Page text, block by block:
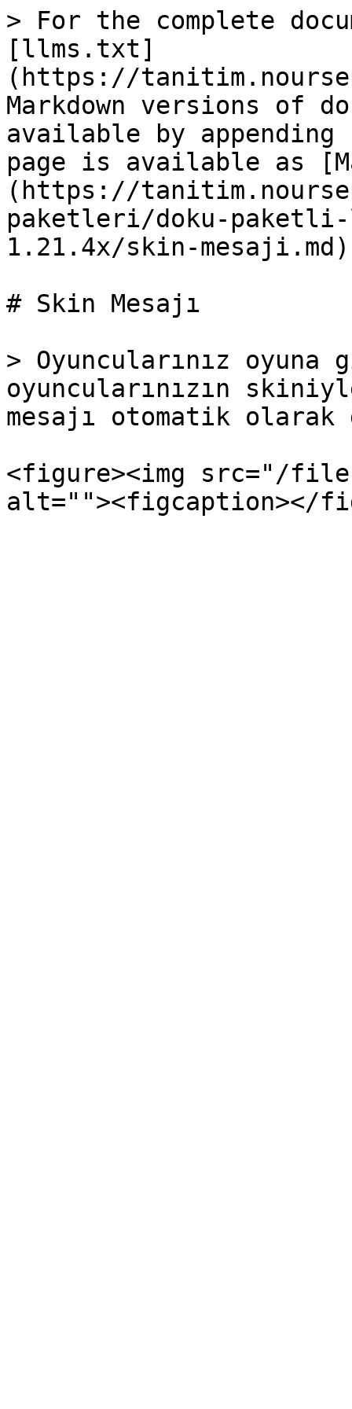
> For the complete
[llms.txt]
(https://
Markdown versions of
available by
page is available as
(https://
paketleri/doku-
1.21.4x/skin-
# Skin Mesajı
> Oyuncularınız oyuna
oyuncularınızın
mesajı otomatik
<figure><img src="/files/